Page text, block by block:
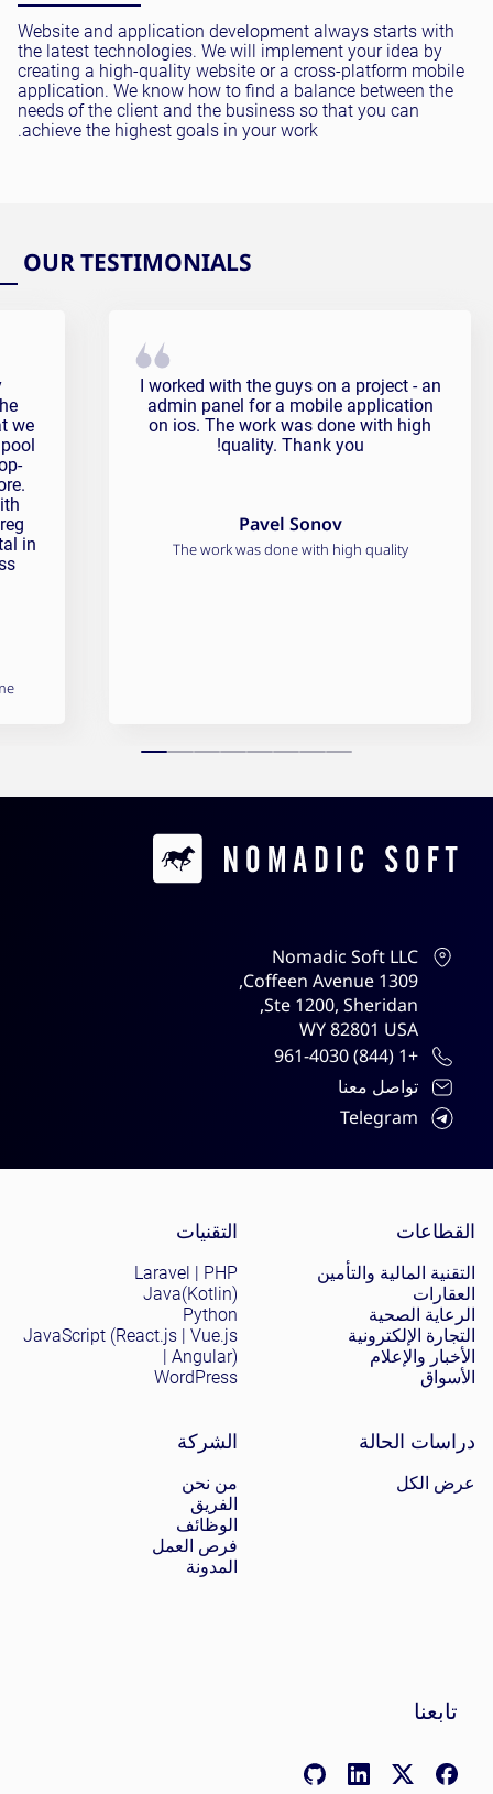
Website and application development always starts with
the latest technologies. We will implement your idea by
creating a high-quality website or a cross-platform mobile
application. We know how to find a balance between the
needs of the client and the business so that you can
achieve the highest goals in your work.
OUR TESTIMONIALS
Pavel Sonov Testimonial
I worked with the guys on a project - an
admin panel for a mobile application
on ios. The work was done with high
quality. Thank you!
Pavel Sonov
The work was done with high quality
we
in
Contacts
Nomadic Soft LLC
1309 Coffeen Avenue,
Ste 1200, Sheridan,
WY 82801 USA
+1 (844) 961-4030
تواصل معنا
Telegram
Site menu
القطاعات
التقنية المالية والتأمين
العقارات
الرعاية الصحية
التجارة الإلكترونية
الأخبار والإعلام
الأسواق
التقنيات
Laravel | PHP
Java(Kotlin)
Python
JavaScript (React.js | Vue.js
| Angular)
WordPress
دراسات الحالة
عرض الكل
الشركة
من نحن
الفريق
الوظائف
فرص العمل
المدونة
تابعنا
Facebook: facebook.com/NomadicSoftLLC
X (Twitter): x.com/nomadicsoftio
LinkedIn: linkedin.com/company/nomadic-soft
GitHub: github.com/nomadicsoft